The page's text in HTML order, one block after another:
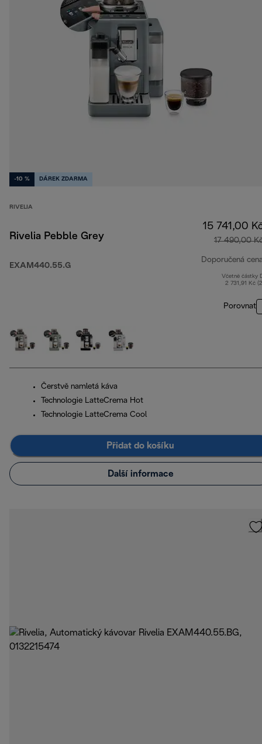
-10 % DÁREK ZDARMA
RIVELIA
Rivelia Pebble Grey
EXAM440.55.G
15 741,00
17 490,00
Doporučená
Včetně částky
2 731,91 Kč
Porovnat
Čerstvě namletá káva
Technologie LatteCrema Hot
Technologie LatteCrema Cool
Přidat do košíku
Další informace